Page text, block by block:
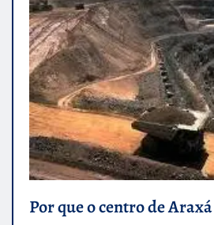
Por que o centro de